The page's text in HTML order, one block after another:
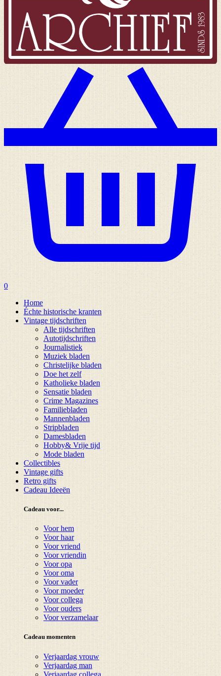
0
Home
Échte historische kranten
Vintage tijdschriften
Alle tijdschriften
Autotijdschriften
Journalistiek
Muziek bladen
Christelijke bladen
Doe het zelf
Katholieke bladen
Sensatie bladen
Crime Magazines
Familiebladen
Mannenbladen
Stripbladen
Damesbladen
Hobby& Vrije tijd
Mode bladen
Collectibles
Vintage gifts
Retro gifts
Cadeau Ideeën
Cadeau voor...
Voor hem
Voor haar
Voor vriend
Voor vriendin
Voor opa
Voor oma
Voor vader
Voor moeder
Voor collega
Voor ouders
Voor verzamelaar
Cadeau momenten
Verjaardag vrouw
Verjaardag man
Verjaardag collega